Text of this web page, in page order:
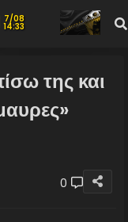
7/08
14:33
της και
0